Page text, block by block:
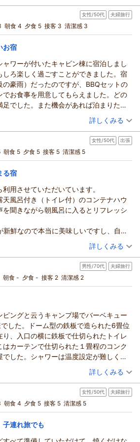
に包まれていたので、食べきれなかった
れたので良かったです。
ていて素敵です。
(子連れ旅行)
グランピング・１泊２食付き
円(大人一人あたり/税込)
女性/50代 夫婦旅行
朝食 4 夕食 5 接客 3 清潔感 3
お宿
ャワーが付いたキャビン棟に宿泊しまし
しろ楽しく過ごすことができました。宿
豪雨）だったのですが、BBQセットの
お食事を用意してもらえました。どの
でした。また機会があれば泊まりたい
（投稿日：2026/06/18）
(夫婦旅行)
グランピング・１泊２食付き
円(大人一人あたり/税込)
詳しくみる
女性/50代 出張
朝食 5 夕食 5 接客 5 清潔感 5
る宿
用させていただいています。
風呂付き（トイレ付）のコンテナハウ
を聞きながら朝風呂に入るとリフレッシ
新鮮なので本当に美味しいですし、自分
るのが最高です。炭パンを焼いてアヒー
して食べるのがおススメですよ。翌日の
ルコールは飲めませんが、旅行なら絶対
と思います。
いて、コンロで魚を焼いていただける
気遣いが素晴らしく、適度な距離感で
心地が良いです。
まらせていただきます！
（投稿日：2026/06/14）
(出張)
グランピング・１泊２食付き
円(大人一人あたり/税込)
詳しくみる
男性/70代 夫婦旅行
朝食 - 夕食 - 接客 2 清潔感 2
ングと云うキャンプ場でバーベキュー
した。ドーム型の鉄板で造られた6畳位
、入口の横に鉄板で仕切られたトイレ
はカーテンで仕切られた１畳程のコンク
でした。シャワーは温度設定が難しく、
体を拭いてからベッドに入りました。
屋の温度環境はエアコンが頼りでした。
い、新しいタイプのホテルだろうと甘く
の老人の実感です。
ンプー・ソープ、歯ブラシ等を受付に
有るので、自然環境は最高だと思いま
（投稿日：2026/05/17）
(夫婦旅行)
観光・出張に癒しを ツイン
(大人一人あたり/税込)
詳しくみる
女性/50代 夫婦旅行
朝食 4 夕食 5 接客 5 清潔感 5
子連れ旅でも